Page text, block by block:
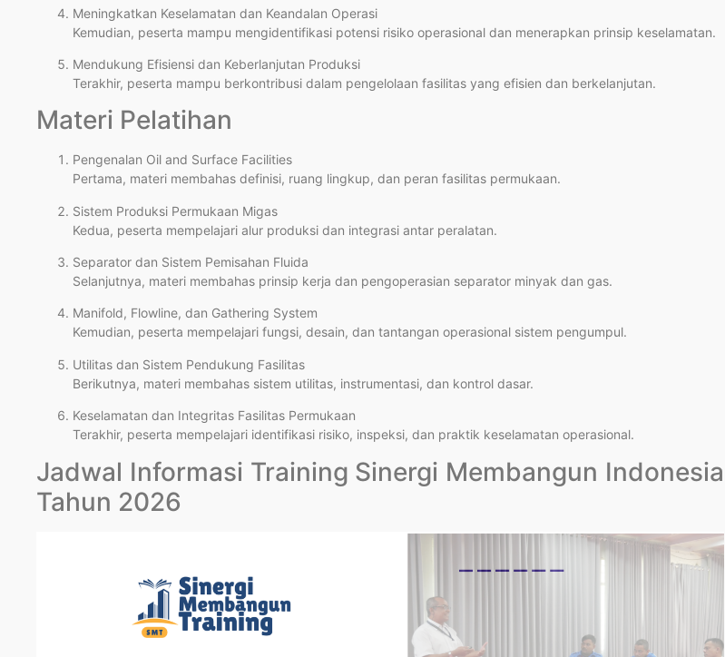
Meningkatkan Keselamatan dan Keandalan Operasi
Kemudian, peserta mampu mengidentifikasi potensi risiko operasional dan menerapkan prinsip keselamatan.
Mendukung Efisiensi dan Keberlanjutan Produksi
Terakhir, peserta mampu berkontribusi dalam pengelolaan fasilitas yang efisien dan berkelanjutan.
Materi Pelatihan
Pengenalan Oil and Surface Facilities
Pertama, materi membahas definisi, ruang lingkup, dan peran fasilitas permukaan.
Sistem Produksi Permukaan Migas
Kedua, peserta mempelajari alur produksi dan integrasi antar peralatan.
Separator dan Sistem Pemisahan Fluida
Selanjutnya, materi membahas prinsip kerja dan pengoperasian separator minyak dan gas.
Manifold, Flowline, dan Gathering System
Kemudian, peserta mempelajari fungsi, desain, dan tantangan operasional sistem pengumpul.
Utilitas dan Sistem Pendukung Fasilitas
Berikutnya, materi membahas sistem utilitas, instrumentasi, dan kontrol dasar.
Keselamatan dan Integritas Fasilitas Permukaan
Terakhir, peserta mempelajari identifikasi risiko, inspeksi, dan praktik keselamatan operasional.
Jadwal Informasi Training Sinergi Membangun Indonesia
Tahun 2026